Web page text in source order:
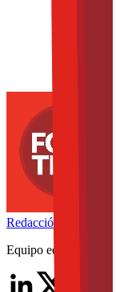
Redacción
Equipo editorial de